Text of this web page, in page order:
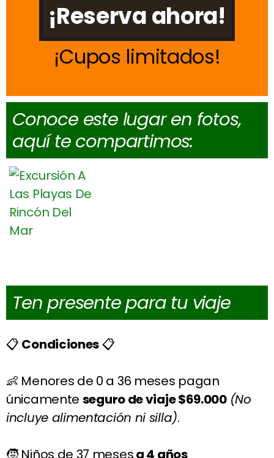
¡Reserva ahora!
Cupos limitados
Conoce este lugar en fotos,
aquí te compartimos:
Ten presente para tu viaje
📋 Condiciones📋
👶 Menores de 0 a 36 meses pagan
únicamente seguro de viaje $69.000 (No
incluye alimentación ni silla).
🧒 Niños de 37 mesesa 4 años